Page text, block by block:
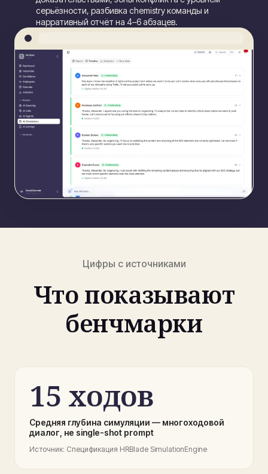
серьёзности, разбивка chemistry команды и
нарративный отчёт на 4–6 абзацев.
Цифры с источниками
Что показывают
бенчмарки
15 ходов
Средняя глубина симуляции — многоходовой
диалог, не single-shot prompt
Источник: Спецификация HRBlade SimulationEngine